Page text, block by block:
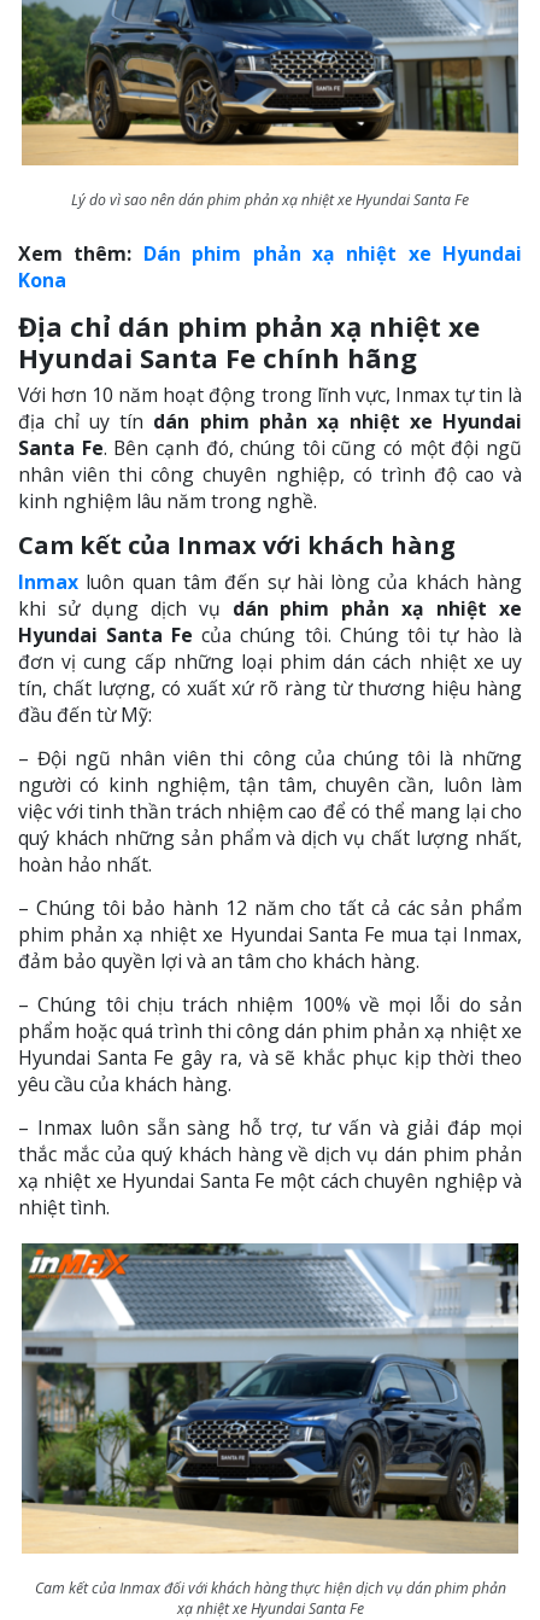
Lý do vì sao nên dán phim phản xạ nhiệt xe Hyundai Santa Fe
Xem thêm: Dán phim phản xạ nhiệt xe Hyundai
Kona
Địa chỉ dán phim phản xạ nhiệt xe
Hyundai Santa Fe chính hãng
Với hơn 10 năm hoạt động trong lĩnh vực, Inmax tự tin là
địa chỉ uy tín dán phim phản xạ nhiệt xe Hyundai
Santa Fe. Bên cạnh đó, chúng tôi cũng có một đội ngũ
nhân viên thi công chuyên nghiệp, có trình độ cao và
kinh nghiệm lâu năm trong nghề.
Cam kết của Inmax với khách hàng
Inmax luôn quan tâm đến sự hài lòng của khách hàng
khi sử dụng dịch vụ dán phim phản xạ nhiệt xe
Hyundai Santa Fe của chúng tôi. Chúng tôi tự hào là
đơn vị cung cấp những loại phim dán cách nhiệt xe uy
tín, chất lượng, có xuất xứ rõ ràng từ thương hiệu hàng
đầu đến từ Mỹ:
– Đội ngũ nhân viên thi công của chúng tôi là những
người có kinh nghiệm, tận tâm, chuyên cần, luôn làm
việc với tinh thần trách nhiệm cao để có thể mang lại cho
quý khách những sản phẩm và dịch vụ chất lượng nhất,
hoàn hảo nhất.
– Chúng tôi bảo hành 12 năm cho tất cả các sản phẩm
phim phản xạ nhiệt xe Hyundai Santa Fe mua tại Inmax,
đảm bảo quyền lợi và an tâm cho khách hàng.
– Chúng tôi chịu trách nhiệm 100% về mọi lỗi do sản
phẩm hoặc quá trình thi công dán phim phản xạ nhiệt xe
Hyundai Santa Fe gây ra, và sẽ khắc phục kịp thời theo
yêu cầu của khách hàng.
– Inmax luôn sẵn sàng hỗ trợ, tư vấn và giải đáp mọi
thắc mắc của quý khách hàng về dịch vụ dán phim phản
xạ nhiệt xe Hyundai Santa Fe một cách chuyên nghiệp và
nhiệt tình.
Cam kết của Inmax đối với khách hàng thực hiện dịch vụ dán phim phản
xạ nhiệt xe Hyundai Santa Fe